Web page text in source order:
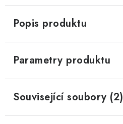
Popis produktu
Parametry produktu
Související soubory (2)